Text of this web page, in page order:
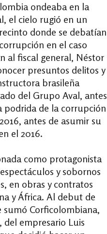
ondeaba en la
el cielo rugió en un
donde se debatían
en el caso
al fiscal general, Néstor
presuntos delitos y
brasileña
del Grupo Aval, antes
podrida de la corrupción
antes de asumir su
el 2016.
como protagonista
y sobornos
en obras y contratos
y África. Al debut de
sumó Corficolombiana,
del empresario Luis